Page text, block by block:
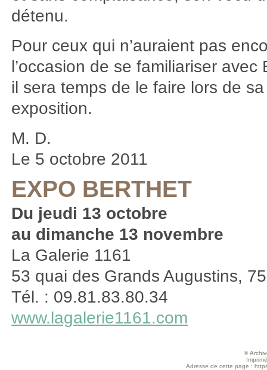
détenu.
Pour ceux qui n’auraient pas
l’occasion de se familiariser avec
il sera temps de le faire lors de
exposition.
M. D.
Le 5 octobre 2011
EXPO BERTHET
Du jeudi 13 octobre
au dimanche 13 novembre
La Galerie 1161
53 quai des Grands Augustins,
Tél. : 09.81.83.80.34
www.lagalerie1161.com
©
Adresse de cette page :